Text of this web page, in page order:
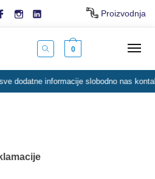
Proizvodnja
0
dodatne informacije slobodno nas